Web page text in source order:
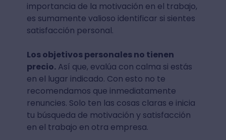
importancia de la motivación en el trabajo,
es sumamente valioso identificar si sientes
satisfacción personal.
Los objetivos personales no tienen
precio.Así que, evalúa con calma si estás
en el lugar indicado. Con esto no te
recomendamos que inmediatamente
renuncies. Solo ten las cosas claras e inicia
tu búsqueda de motivación y satisfacción
en el trabajo en otra empresa.